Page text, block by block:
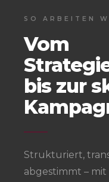
SO ARBEITEN
Vom
bis zur
Strukturiert,
abgestimmt –